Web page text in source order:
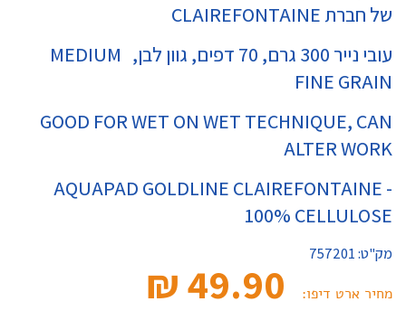
של חברת CLAIREFONTAINE
עובי נייר 300 גרם, 70 דפים, גוון לבן, MEDIUM
FINE GRAIN
GOOD FOR WET ON WET TECHNIQUE, CAN
ALTER WORK
AQUAPAD GOLDLINE CLAIREFONTAINE -
100% CELLULOSE
מק"ט:757201
מחיר ארט דיפו: 49.90 ₪‎